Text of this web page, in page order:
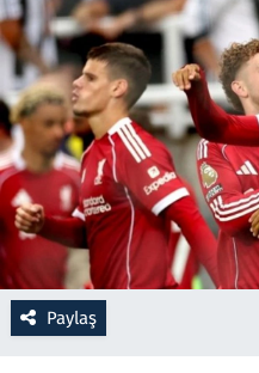
Paylaş
Oyun
Ramazan
Resmi İlanlar
Rüya Tabirleri
Sağlık
Savunma Sanayi